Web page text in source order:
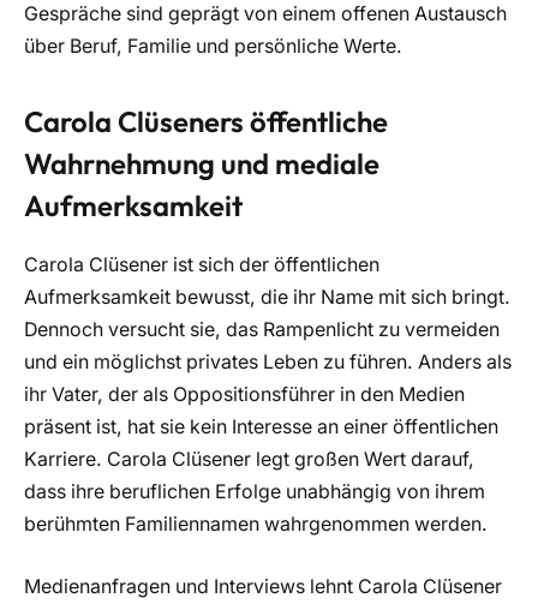
Gespräche sind geprägt von einem offenen Austausch
über Beruf, Familie und persönliche Werte.
Carola Clüseners öffentliche
Wahrnehmung und mediale
Aufmerksamkeit
Carola Clüsener ist sich der öffentlichen
Aufmerksamkeit bewusst, die ihr Name mit sich bringt.
Dennoch versucht sie, das Rampenlicht zu vermeiden
und ein möglichst privates Leben zu führen. Anders als
ihr Vater, der als Oppositionsführer in den Medien
präsent ist, hat sie kein Interesse an einer öffentlichen
Karriere. Carola Clüsener legt großen Wert darauf,
dass ihre beruflichen Erfolge unabhängig von ihrem
berühmten Familiennamen wahrgenommen werden.
Medienanfragen und Interviews lehnt Carola Clüsener